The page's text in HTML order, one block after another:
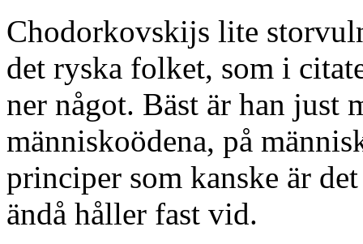
Chodorkovskijs lite
det ryska folket, som i
ner något. Bäst är han just
människoödena, på
principer som kanske är
ändå håller fast vid.